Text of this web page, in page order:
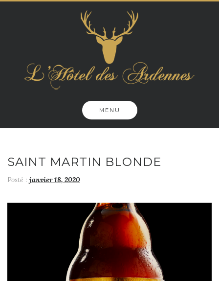
MENU
SAINT MARTIN BLONDE
Posté : janvier 18, 2020